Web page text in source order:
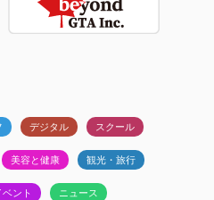
デジタル スクール
美容と健康 観光・旅行
ベント ニュース